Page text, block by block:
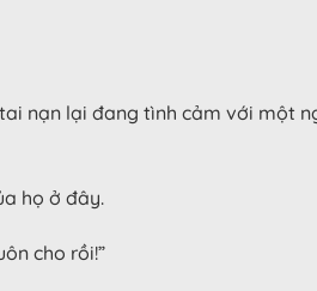
nạn lại đang tình cảm với một
họ ở đây.
cho rồi!”